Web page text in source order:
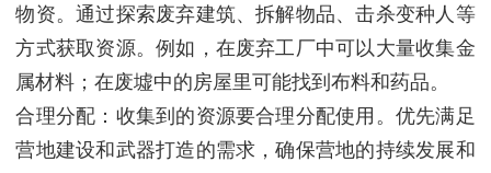
物资。通过探索废弃建筑、拆解物品、击杀变种人等
方式获取资源。例如，在废弃工厂中可以大量收集金
属材料；在废墟中的房屋里可能找到布料和药品。
合理分配：收集到的资源要合理分配使用。优先满足
营地建设和武器打造的需求，确保营地的持续发展和